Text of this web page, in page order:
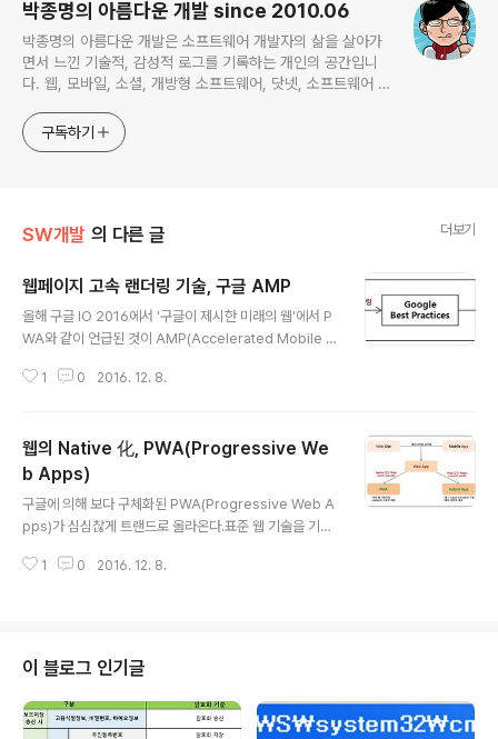
박종명의 아름다운 개발 since 2010.06
박종명의 아름다운 개발은 소프트웨어 개발자의 삶을 살아가
면서 느낀 기술적, 감성적 로그를 기록하는 개인의 공간입니
다. 웹, 모바일, 소셜, 개방형 소프트웨어, 닷넷, 소프트웨어 공
술 분야를 위주로 글을 채워나갈 예정입니다. 간혹 무의미한
잡설도 포함한채...
구독하기
SW개발 의 다른 글 더보기
웹페이지 고속 랜더링 기술, 구글 AMP
올해 구글 IO 2016에서 '구글이 제시한 미래의 웹'에서 P
WA와 같이 언급된 것이 AMP(Accelerated Mobile P
Best Practice가 집약된 기술이다.구글 AMP가 집중하
이런 것들이 구현되어야 한다면 iframe으로 분리하라고
권고한다.AMP ComponentsAMP 페이지에서는 HTM
L 태그에 대응되는 몇 가지 커스텀 Component를 제공
하며 이를 반드시 사용해야 성능이 개선된다.AMP Cach
eAMP 페이지는 구글 봇에 의해 자동으로 구글 CDN에
캐싱되어 Middle mile 경유를 최소화하여 응..
1 0 2016. 12. 8.
웹의 Native 化, PWA(Progressive We
b Apps)
구글에 의해 보다 구체화된 PWA(Progressive Web A
pps)가 심심찮게 트랜드로 올라온다.표준 웹 기술을 기반
많은 시도가 있었다. PWA는 결국 이런 시도들이 하나의
이 비교할 필요가 없겠으나, 이 둘의 비교를 통해 PWA를
좀더 선명하게 이해할 수 있다. 결국 웹 기술을 기반으로 N
ative와 같은 사용자 경험을 제공한다는 것인데, 이때 중요
한 것은 기존 웹의 컨셉을 여전히 계승한다는 것이다. 한마
1 0 2016. 12. 8.
이 블로그 인기글